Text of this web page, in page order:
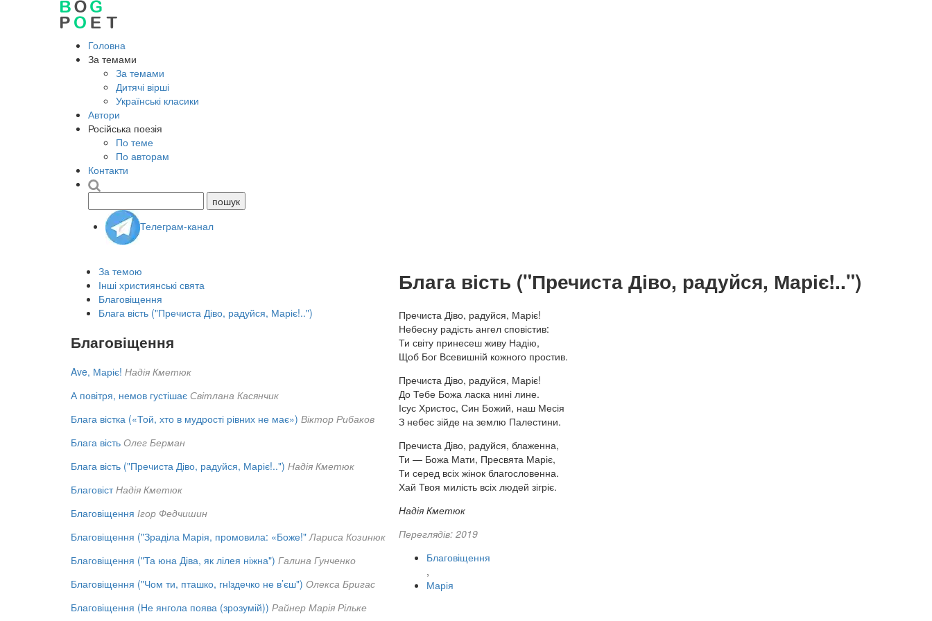
Головна
За темами
За темами
Дитячі вірші
Українські класики
Автори
Російська поезія
По теме
По авторам
Контакти
Телеграм-канал
Блага вість ("Пречиста Діво, радуйся, Маріє!..")
Пречиста Діво, радуйся, Маріє!
Небесну радість ангел сповістив:
Ти світу принесеш живу Надію,
Щоб Бог Всевишній кожного простив.
Пречиста Діво, радуйся, Маріє!
До Тебе Божа ласка нині лине.
Ісус Христос, Син Божий, наш Месія
З небес зійде на землю Палестини.
Пречиста Діво, радуйся, блаженна,
Ти — Божа Мати, Пресвята Маріє,
Ти серед всіх жінок благословенна.
Хай Твоя милість всіх людей зігріє.
Надія Кметюк
Переглядів: 2019
Благовіщення
,
Марія
За темою
Інші християнські свята
Благовіщення
Блага вість ("Пречиста Діво, радуйся, Маріє!..")
Благовіщення
Ave, Маріє! Надія Кметюк
А повітря, немов густішає Світлана Касянчик
Блага вістка («Той, хто в мудрості рівних не має») Віктор Рибаков
Блага вість Олег Берман
Блага вість ("Пречиста Діво, радуйся, Маріє!..") Надія Кметюк
Благовіст Надія Кметюк
Благовіщення Ігор Федчишин
Благовіщення ("Зраділа Марія, промовила: «Боже!" Лариса Козинюк
Благовіщення ("Та юна Діва, як лілея ніжна") Галина Гунченко
Благовіщення ("Чом ти, пташко, гнiздечко не в’єш") Олекса Бригас
Благовіщення (Не янгола поява (зрозумій)) Райнер Марія Рільке